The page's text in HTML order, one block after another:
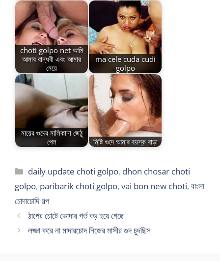
choti golpo net আমি
আমার বান্ধবী এবং আমার
মেয়ে
ma cele cuda cudi
golpo
মায়ের গুদের মালিকানা জেঠু
পেল
মিষ্টি গুদে আমার বয়স্ক বাড়া
Categories
daily update choti golpo, dhon chosar choti
golpo, paribarik choti golpo, vai bon new choti, বাংলা
চোদাচোদি গল্প
ঠাপের চোটে ভোদার গর্ত বড় হয়ে গেছে
লজ্জা করে না মাদারচোদ নিজের মাসীর গুদ চুদছিস